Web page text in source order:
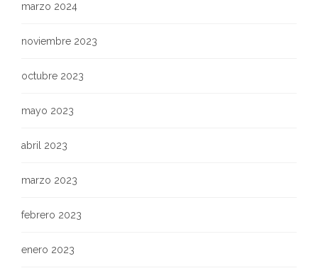
marzo 2024
noviembre 2023
octubre 2023
mayo 2023
abril 2023
marzo 2023
febrero 2023
enero 2023